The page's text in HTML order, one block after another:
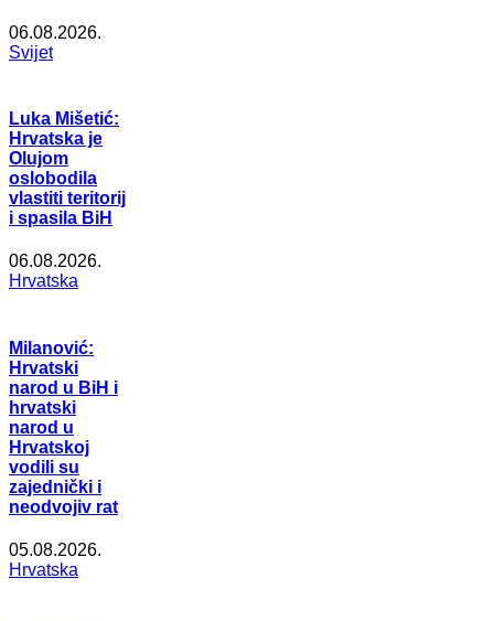
06.08.2026.
Svijet
Luka Mišetić:
Hrvatska je
Olujom
oslobodila
vlastiti teritorij
i spasila BiH
06.08.2026.
Hrvatska
Milanović:
Hrvatski
narod u BiH i
hrvatski
narod u
Hrvatskoj
vodili su
zajednički i
neodvojiv rat
05.08.2026.
Hrvatska